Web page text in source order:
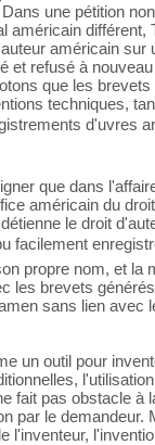
une pétition
américain différent,
américain sur
et refusé à
que les brevets
techniques,
d'uvres
que dans
américain du
le droit
facilement
propre nom, et la
les brevets
sans lien avec
un outil pour
fait pas obstacle à
par le demandeur.
l'inventeur,